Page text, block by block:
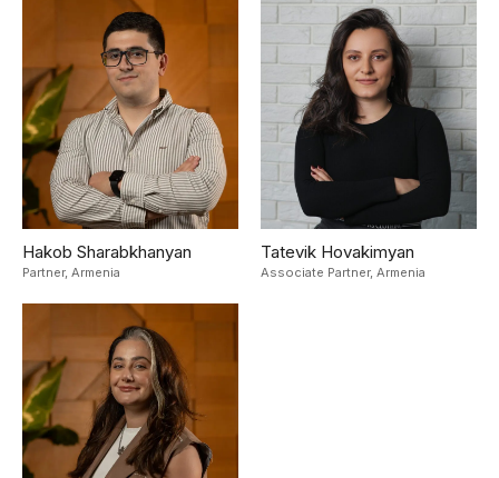
Hakob Sharabkhanyan
Partner, Armenia
Tatevik Hovakimyan
Associate Partner, Armenia